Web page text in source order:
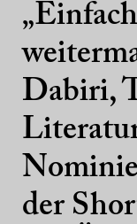
„Einfach
Dabiri,
der